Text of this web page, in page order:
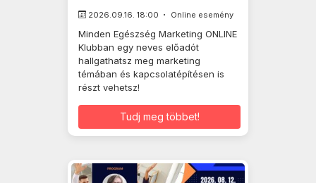
2026.09.16. 18:00 Online esemény
Minden Egészség Marketing ONLINE
Klubban egy neves előadót
hallgathatsz meg marketing
témában és kapcsolatépítésen is
részt vehetsz!
Tudj meg többet!